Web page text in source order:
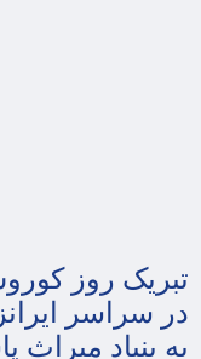
تبریک روز
در سراسر
به بنیاد میراث